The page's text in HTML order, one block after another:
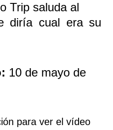
Trip saluda al
diría cual era su
10 de mayo de
para ver el vídeo